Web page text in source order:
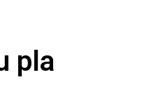
pla